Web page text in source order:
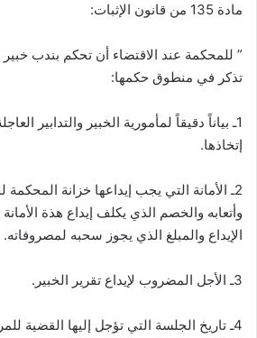
مادة 135 من قانون الإثبات:
” للمحكمة عند الاقتضاء أن تحكم بندب خبير
تذكر في منطوق حكمها:
1ـ بياناً دقيقاً لمأمورية الخبير والتدابير
إتخاذها.
2ـ الأمانة التي يجب إيداعها خزانة
وأتعابه والخصم الذي يكلف إيداع هذة
الإيداع والمبلغ الذي يجوز سحبه لمصروفاته.
3ـ الأجل المضروب لإيداع تقرير الخبير.
4ـ تاريخ الجلسة التي تؤجل إليها القضية